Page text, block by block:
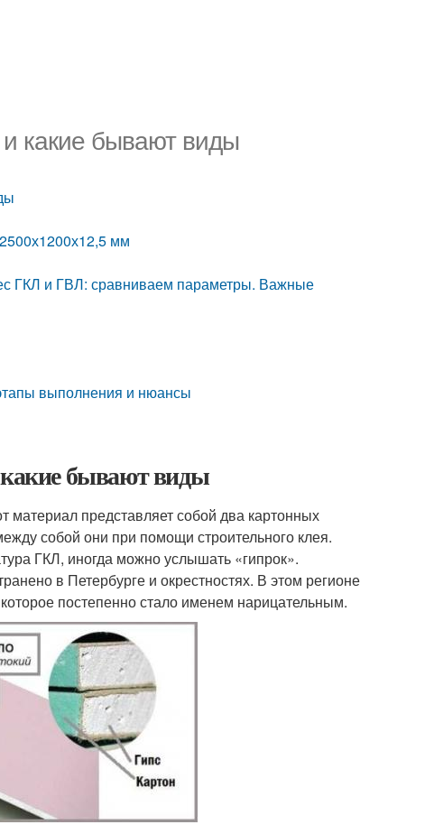
и какие бывают виды
мм
ГКЛ и ГВЛ: сравниваем параметры. Важные
выполнения и нюансы
бывают виды
представляет собой два картонных
собой они при помощи строительного клея.
ГКЛ, иногда можно услышать «гипрок».
в Петербурге и окрестностях. В этом регионе
постепенно стало именем нарицательным.